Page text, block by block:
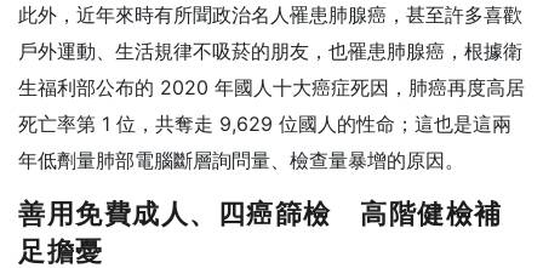
此外，近年來時有所聞政治名人罹患肺腺癌，甚至許多喜歡
戶外運動、生活規律不吸菸的朋友，也罹患肺腺癌，根據衛
生福利部公布的 2020 年國人十大癌症死因，肺癌再度高居
死亡率第 1 位，共奪走 9,629 位國人的性命；這也是這兩
年低劑量肺部電腦斷層詢問量、檢查量暴增的原因。
善用免費成人、四癌篩檢 高階健檢補
足擔憂